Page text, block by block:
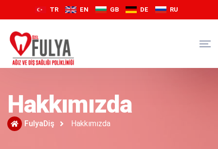
TR EN GB DE RU
Hakkımızda
FulyaDiş Hakkımızda